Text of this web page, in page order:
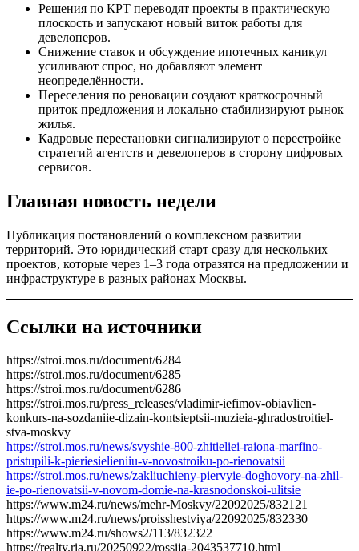
Решения по КРТ переводят проекты в практическую
плоскость и запускают новый виток работы для
девелоперов.
Снижение ставок и обсуждение ипотечных каникул
усиливают спрос, но добавляют элемент
неопределённости.
Переселения по реновации создают краткосрочный
приток предложения и локально стабилизируют рынок
жилья.
Кадровые перестановки сигнализируют о перестройке
стратегий агентств и девелоперов в сторону цифровых
сервисов.
Главная новость недели
Публикация постановлений о комплексном развитии
территорий. Это юридический старт сразу для нескольких
проектов, которые через 1–3 года отразятся на предложении и
инфраструктуре в разных районах Москвы.
Ссылки на источники
https://stroi.mos.ru/document/6284
https://stroi.mos.ru/document/6285
https://stroi.mos.ru/document/6286
https://stroi.mos.ru/press_releases/vladimir-iefimov-obiavlien-
konkurs-na-sozdaniie-dizain-kontsieptsii-muzieia-ghradostroitiel-
stva-moskvy
https://stroi.mos.ru/news/svyshie-800-zhitieliei-raiona-marfino-
pristupili-k-pieriesielieniiu-v-novostroiku-po-rienovatsii
https://stroi.mos.ru/news/zakliuchieny-piervyie-doghovory-na-zhil-
ie-po-rienovatsii-v-novom-domie-na-krasnodonskoi-ulitsie
https://www.m24.ru/news/mehr-Moskvy/22092025/832121
https://www.m24.ru/news/proisshestviya/22092025/832330
https://www.m24.ru/shows2/113/832322
https://realty.ria.ru/20250922/rossija-2043537710.html